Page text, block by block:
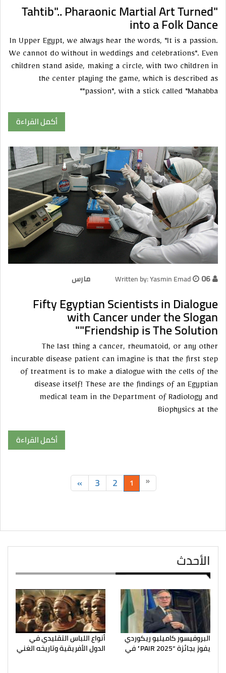
"Tahtib".. Pharaonic Martial Art Turned
into a Folk Dance
In Upper Egypt, we always hear the words, "It is a passion.
We cannot do without in weddings and celebrations". Even
children stand aside, making a circle, with two children in
the center playing the game, which is described as
"passion", with a stick called "Mahabba"
أكمل القراءة
Written by: Yasmin Emad 06 مارس
Fifty Egyptian Scientists in Dialogue
with Cancer under the Slogan
"Friendship is The Solution"
The last thing a cancer, rheumatoid, or any other
incurable disease patient can imagine is that the first step
of treatment is to make a dialogue with the cells of the
disease itself! These are the findings of an Egyptian
medical team in the Department of Radiology and
Biophysics at the
أكمل القراءة
«
1
2
3
»
الأحدث
البروفيسور كاميليو ريكوردي
يفوز بجائزة “PAIR 2025” في
أنواع اللباس التقليدي في
الدول الأفريقية وتاريخه الغني